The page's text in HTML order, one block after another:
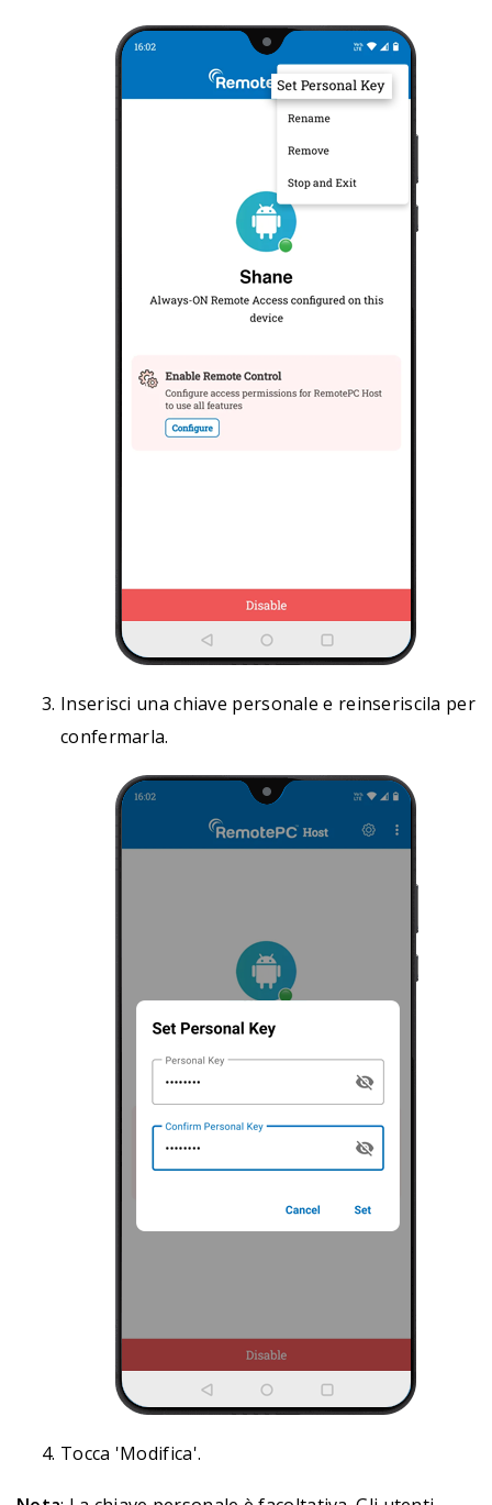
Inserisci una chiave personale e reinseriscila per
confermarla.
Tocca 'Modifica'.